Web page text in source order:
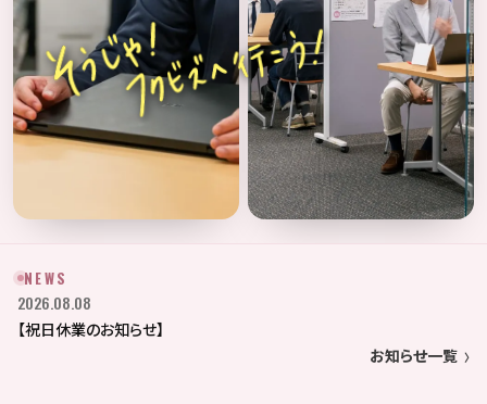
NEWS
2026.08.08
【祝日休業のお知らせ】
お知らせ一覧